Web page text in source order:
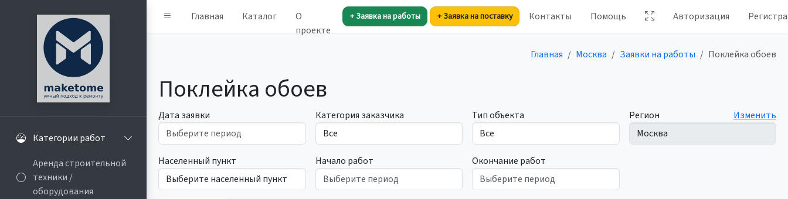
Главная Каталог
О
проекте
+ Заявка на работы + Заявка на поставку Контакты Помощь Авторизация
Категории работ
Аренда строительной
техники /
оборудования
Главная Москва Заявки на работы Поклейка обоев
Поклейка обоев
Дата заявки Категория заказчика Тип объекта Регион Изменить
Населенный пункт Начало работ Окончание работ